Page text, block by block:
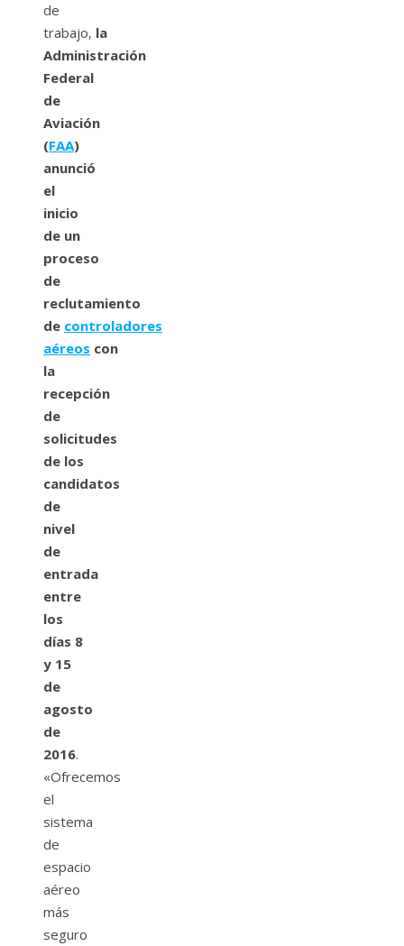
de
trabajo, la
Administración
Federal
de
Aviación
(FAA)
anunció
el
inicio
de un
proceso
de
reclutamiento
de controladores
aéreos con
la
recepción
de
solicitudes
de los
candidatos
de
nivel
de
entrada
entre
los
días 8
y 15
de
agosto
de
2016.
«Ofrecemos
el
sistema
de
espacio
aéreo
más
seguro